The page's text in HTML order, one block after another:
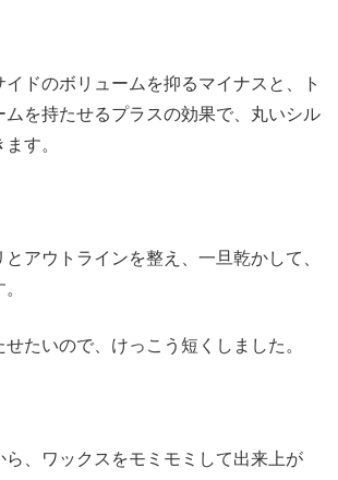
イドのボリュームを抑るマイナスと、ト
ムを持たせるプラスの効果で、丸いシル
す。
アウトラインを整え、一旦乾かして、
せたいので、けっこう短くしました。
ら、ワックスをモミモミして出来上が